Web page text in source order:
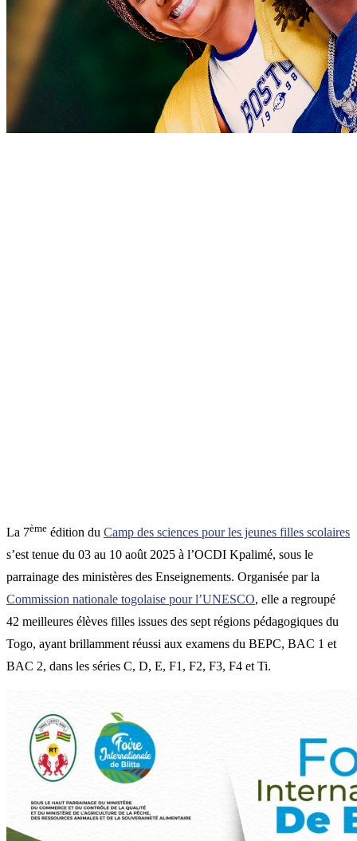
La 7ème édition du Camp des sciences pour les jeunes filles scolaires
s’est tenue du 03 au 10 août 2025 à l’OCDI Kpalimé, sous le
parrainage des ministères des Enseignements. Organisée par la
Commission nationale togolaise pour l’UNESCO, elle a regroupé
42 meilleures élèves filles issues des sept régions pédagogiques du
Togo, ayant brillamment réussi aux examens du BEPC, BAC 1 et
BAC 2, dans les séries C, D, E, F1, F2, F3, F4 et Ti.